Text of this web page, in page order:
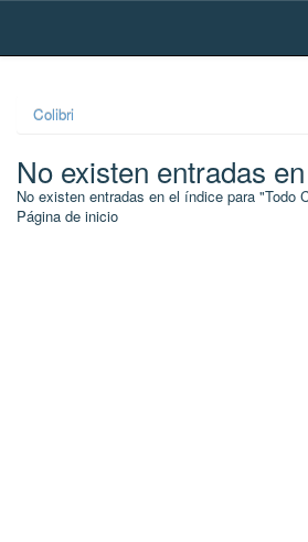
Skip
Colibri
No existen entradas
No existen entradas en el índice para "Todo
Página de inicio